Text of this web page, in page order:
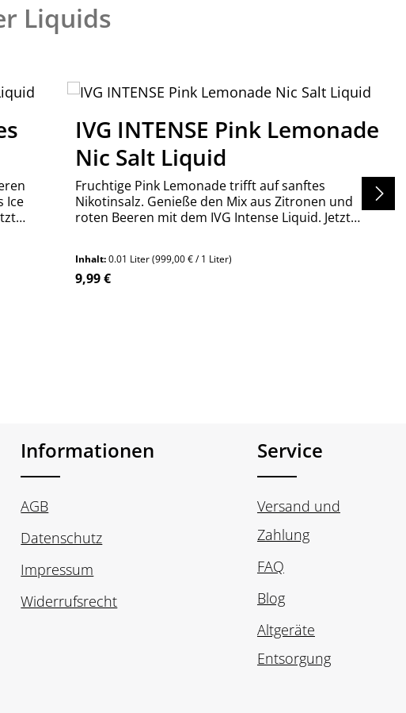
Liquids
Ice
IVG INTENSE Pink Lemonade
Nic Salt Liquid
Fruchtige Pink Lemonade trifft auf sanftes
Nikotinsalz. Genieße den Mix aus Zitronen und
roten Beeren mit dem IVG Intense Liquid. Jetzt
Inhalt:0.01 Liter(999,00 € / 1 Liter)
Regulärer Preis:
9,99 €
Informationen
AGB
Datenschutz
Impressum
Widerrufsrecht
Service
Versand und
Zahlung
FAQ
Blog
Altgeräte
Entsorgung